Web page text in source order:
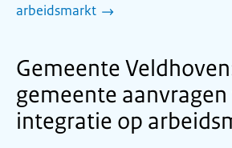
arbeidsmarkt
Gemeente
gemeente
integratie op